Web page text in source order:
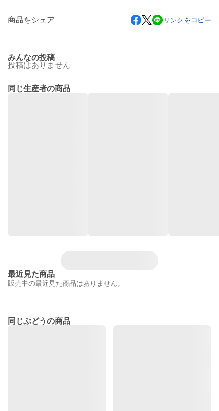
商品をシェア リンクをコピー
みんなの投稿
投稿はありません
同じ生産者の商品
最近見た商品
販売中の最近見た商品はありません。
同じぶどうの商品